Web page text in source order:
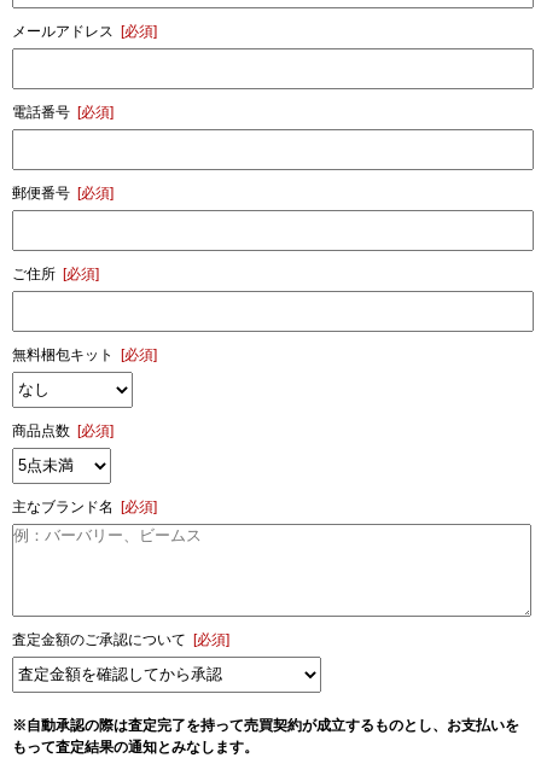
メールアドレス [必須]
電話番号 [必須]
郵便番号 [必須]
ご住所 [必須]
無料梱包キット [必須]
商品点数 [必須]
主なブランド名 [必須]
査定金額のご承認について [必須]
※自動承認の際は査定完了を持って売買契約が成立するものとし、お支払いを
もって査定結果の通知とみなします。